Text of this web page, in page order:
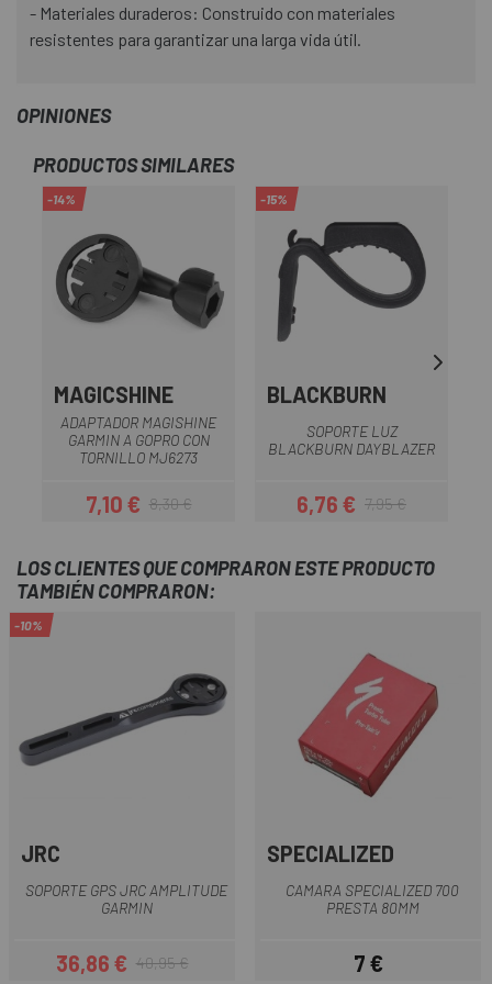
- Materiales duraderos: Construido con materiales
resistentes para garantizar una larga vida útil.
OPINIONES
PRODUCTOS SIMILARES
-14%
MAGICSHINE
ADAPTADOR MAGISHINE
GARMIN A GOPRO CON
TORNILLO MJ6273
Precio
7,10 €Precio regular
8,30 €
-15%
BLACKBURN
SOPORTE LUZ
BLACKBURN DAYBLAZER
Precio
6,76 €Precio regular
7,95 €
LOS CLIENTES QUE COMPRARON ESTE PRODUCTO
TAMBIÉN COMPRARON:
-10%
JRC
SOPORTE GPS JRC AMPLITUDE
GARMIN
Precio
36,86 €Precio regular
40,95 €
SPECIALIZED
CAMARA SPECIALIZED 700
PRESTA 80MM
Precio
7 €